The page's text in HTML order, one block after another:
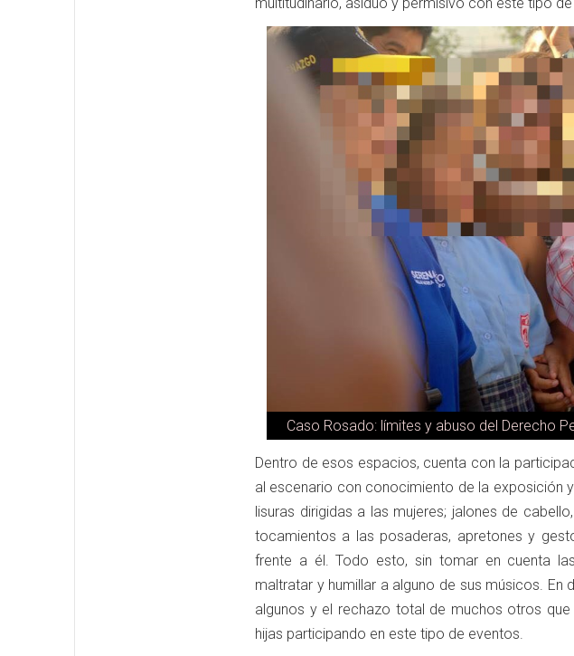
Caso Rosado: límites y abuso del Derecho
Dentro de esos espacios, cuenta con la
al escenario con conocimiento de la exposición
lisuras dirigidas a las mujeres; jalones de
tocamientos a las posaderas, apretones y
frente a él. Todo esto, sin tomar en cuenta
maltratar y humillar a alguno de sus músicos. En
algunos y el rechazo total de muchos otros
hijas participando en este tipo de eventos.